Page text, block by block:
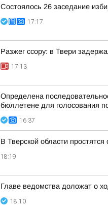
Состоялось 26 заседание
17:17
Разжег ссору: в Твери
17:13
Определена
бюллетене для голосования
16:37
В Тверской области
18:19
Главе ведомства доложат о
18:10